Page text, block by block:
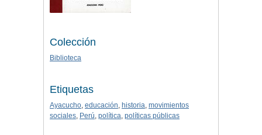
Colección
Biblioteca
Etiquetas
Ayacucho, educación, historia, movimientos
sociales, Perú, política, políticas públicas